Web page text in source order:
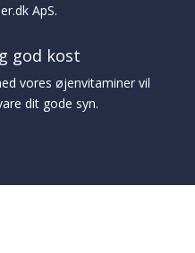
ApS.
god kost
vores øjenvitaminer vil
dit gode syn.